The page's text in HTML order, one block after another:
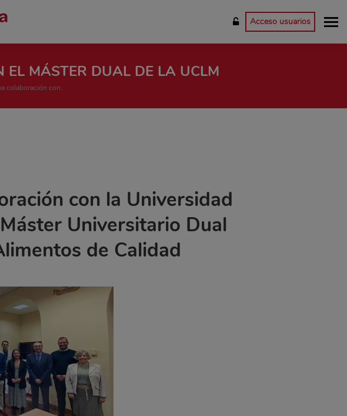
Acceso usuarios
MÁSTER DUAL DE LA UCLM
colaboración con…
con la Universidad
Universitario Dual
de Calidad